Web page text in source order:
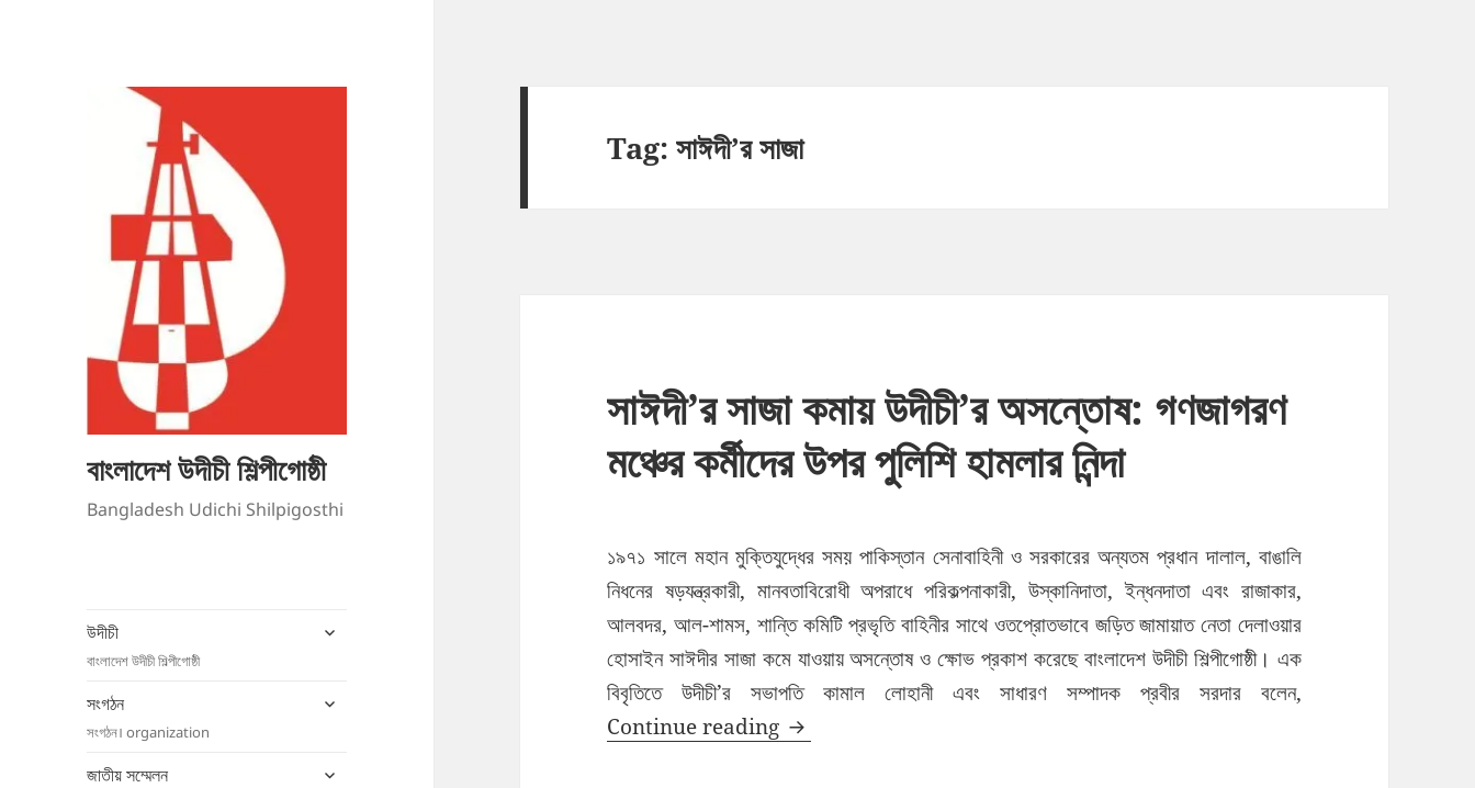
বাংলাদেশ উদীচী শিল্পীগোষ্ঠী
Bangladesh Udichi Shilpigosthi
উদীচী
বাংলাদেশ উদীচী শিল্পীগোষ্ঠী
expand
সংগঠন
সংগঠন। organization
expand
জাতীয় সম্মেলন
expand
Tag:সাঈদী’র সাজা
সাঈদী’র সাজা কমায় উদীচী’র অসন্তোষ: গণজাগরণ
মঞ্চের কর্মীদের উপর পুলিশি হামলার নিন্দা
১৯৭১ সালে মহান মুক্তিযুদ্ধের সময় পাকিস্তান সেনাবাহিনী ও সরকারের অন্যতম প্রধান দালাল, বাঙালি
নিধনের ষড়যন্ত্রকারী, মানবতাবিরোধী অপরাধে পরিকল্পনাকারী, উস্কানিদাতা, ইন্ধনদাতা এবং রাজাকার,
আলবদর, আল-শামস, শান্তি কমিটি প্রভৃতি বাহিনীর সাথে ওতপ্রোতভাবে জড়িত জামায়াত নেতা দেলাওয়ার
হোসাইন সাঈদীর সাজা কমে যাওয়ায় অসন্তোষ ও ক্ষোভ প্রকাশ করেছে বাংলাদেশ উদীচী শিল্পীগোষ্ঠী। এক
বিবৃতিতে উদীচী’র সভাপতি কামাল লোহানী এবং সাধারণ সম্পাদক প্রবীর সরদার বলেন,
Continue reading সাঈদী’র সাজা কমায় উদীচী’র অসন্তোষ: গণজাগরণ মঞ্চের কর্মীদের উপর পুলিশি হামলার নিন্দা